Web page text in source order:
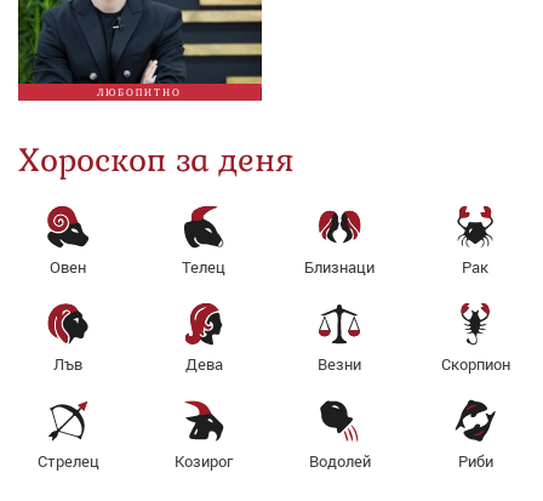
ЛЮБОПИТНО
Хороскоп за деня
Овен Телец Близнаци Рак
Лъв Дева Везни Скорпион
Стрелец Козирог Водолей Риби